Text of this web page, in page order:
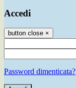
Accedi
button close ×
Password dimenticata?